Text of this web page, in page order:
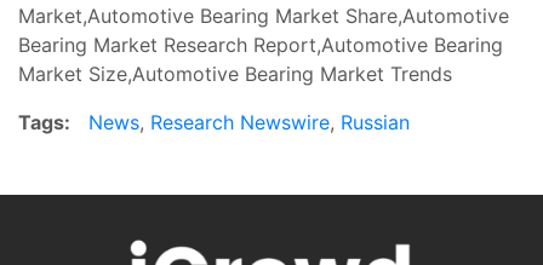
Market,Automotive Bearing Market Share,Automotive
Bearing Market Research Report,Automotive Bearing
Market Size,Automotive Bearing Market Trends
Tags:
News, Research Newswire, Russian